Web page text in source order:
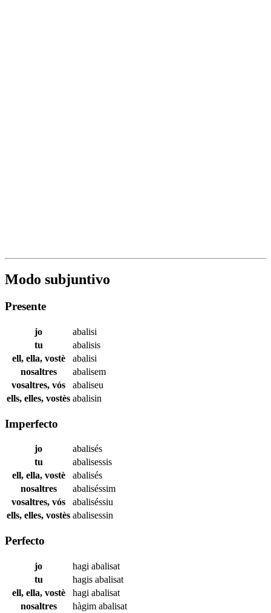
Modo subjuntivo
Presente
jo
abalisi
tu
abalisis
ell, ella, vostè
abalisi
nosaltres
abalisem
vosaltres, vós
abaliseu
ells, elles, vostès abalisin
Imperfecto
jo
abalisés
tu
abalisessis
ell, ella, vostè
abalisés
nosaltres
abaliséssim
vosaltres, vós
abaliséssiu
ells, elles, vostès abalisessin
Perfecto
jo hagi abalisat
tu
hagis abalisat
ell, ella, vostè
hagi abalisat
nosaltres
hàgim abalisat